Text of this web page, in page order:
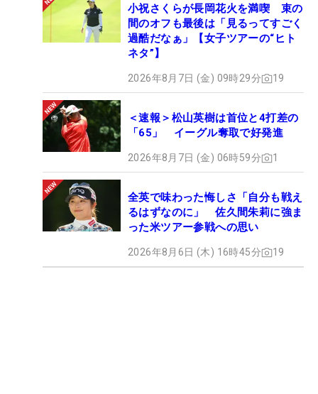
小祝さくらが長岡花火を満喫 束の
間のオフも最後は「見るってすごく
過酷だなぁ」【女子ツアーの“ヒト
ネタ”】
2026年8月7日 (金) 09時29分 19
＜速報＞松山英樹は首位と4打差の
「65」 イーグル奪取で好発進
2026年8月7日 (金) 06時59分 1
全英で味わった悔しさ「自分も戦え
るはずなのに」 佐久間朱莉に強ま
った米ツアー参戦への思い
2026年8月6日 (木) 16時45分 19